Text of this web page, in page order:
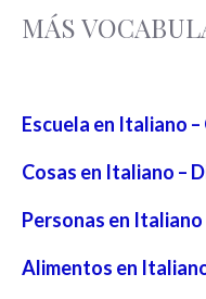
MÁS
Escuela en Italiano
Cosas en Italiano –
Personas en
Alimentos en